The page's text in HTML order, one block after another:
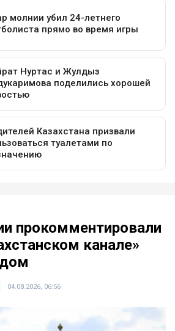
прокомментировали
канале»
04.08.2026, 06:56